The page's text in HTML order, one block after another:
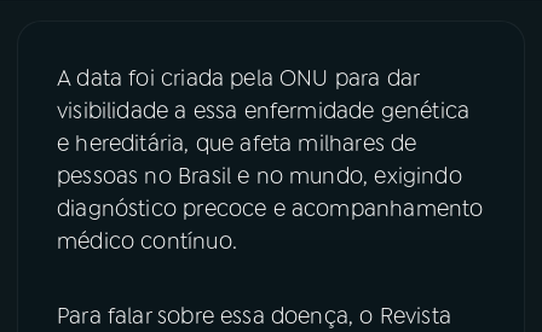
07ÚLTIMAS
FESTIVAL DE MÚSICA
YouTube Facebook
A data foi criada pela ONU para dar
visibilidade a essa enfermidade genética
e hereditária, que afeta milhares de
pessoas no Brasil e no mundo, exigindo
diagnóstico precoce e acompanhamento
médico contínuo.
Para falar sobre essa doença, o Revista